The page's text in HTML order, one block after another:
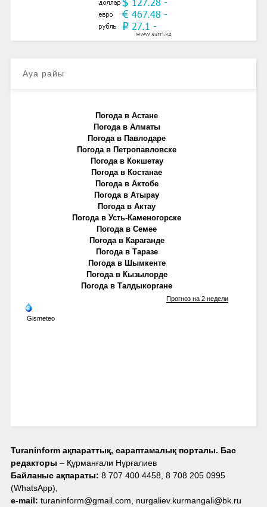
Ауа райы
Погода в Астане
Погода в Алматы
Погода в Павлодаре
Погода в Петропавловске
Погода в Кокшетау
Погода в Костанае
Погода в Актобе
Погода в Атырау
Погода в Актау
Погода в Усть-Каменогорске
Погода в Семее
Погода в Караганде
Погода в Таразе
Погода в Шымкенте
Погода в Кызылорде
Погода в Талдыкоргане
Gismeteo
Прогноз на 2 недели
Turaninform ақпараттық, сараптамалық порталы. Бас
редакторы – Құрманғали Нұрғалиев
Байланыс ақпараты: 8 707 400 4458, 8 708 205 0995
(WhatsApp),
e-mail: turaninform@gmail.com, nurgaliev.kurmangali@bk.ru